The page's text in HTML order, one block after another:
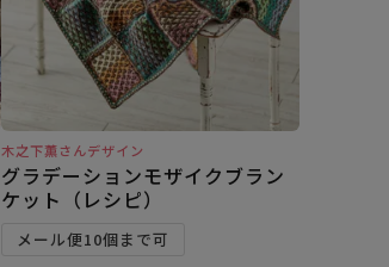
木之下薫さんデザイン
グラデーションモザイクブラン
ケット（レシピ）
メール便10個まで可